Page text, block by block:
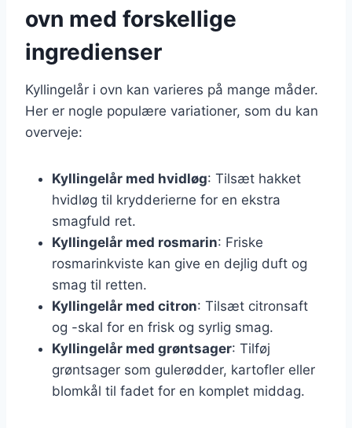
ovn med forskellige
ingredienser
Kyllingelår i ovn kan varieres på mange måder.
Her er nogle populære variationer, som du kan
overveje:
Kyllingelår med hvidløg: Tilsæt hakket
hvidløg til krydderierne for en ekstra
smagfuld ret.
Kyllingelår med rosmarin: Friske
rosmarinkviste kan give en dejlig duft og
smag til retten.
Kyllingelår med citron: Tilsæt citronsaft
og -skal for en frisk og syrlig smag.
Kyllingelår med grøntsager: Tilføj
grøntsager som gulerødder, kartofler eller
blomkål til fadet for en komplet middag.